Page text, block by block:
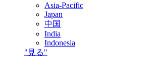
Asia-Pacific
Japan
中国
India
Indonesia
"見る"